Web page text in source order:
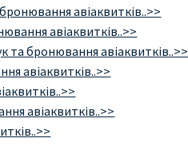
авіаквитків..>>
авіаквитків..>>
та бронювання авіаквитків..>>
авіаквитків..>>
авіаквитків..>>